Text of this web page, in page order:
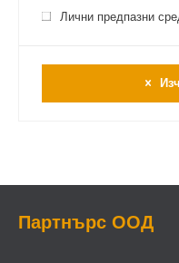
Лични предпазни
Партнърс ООД